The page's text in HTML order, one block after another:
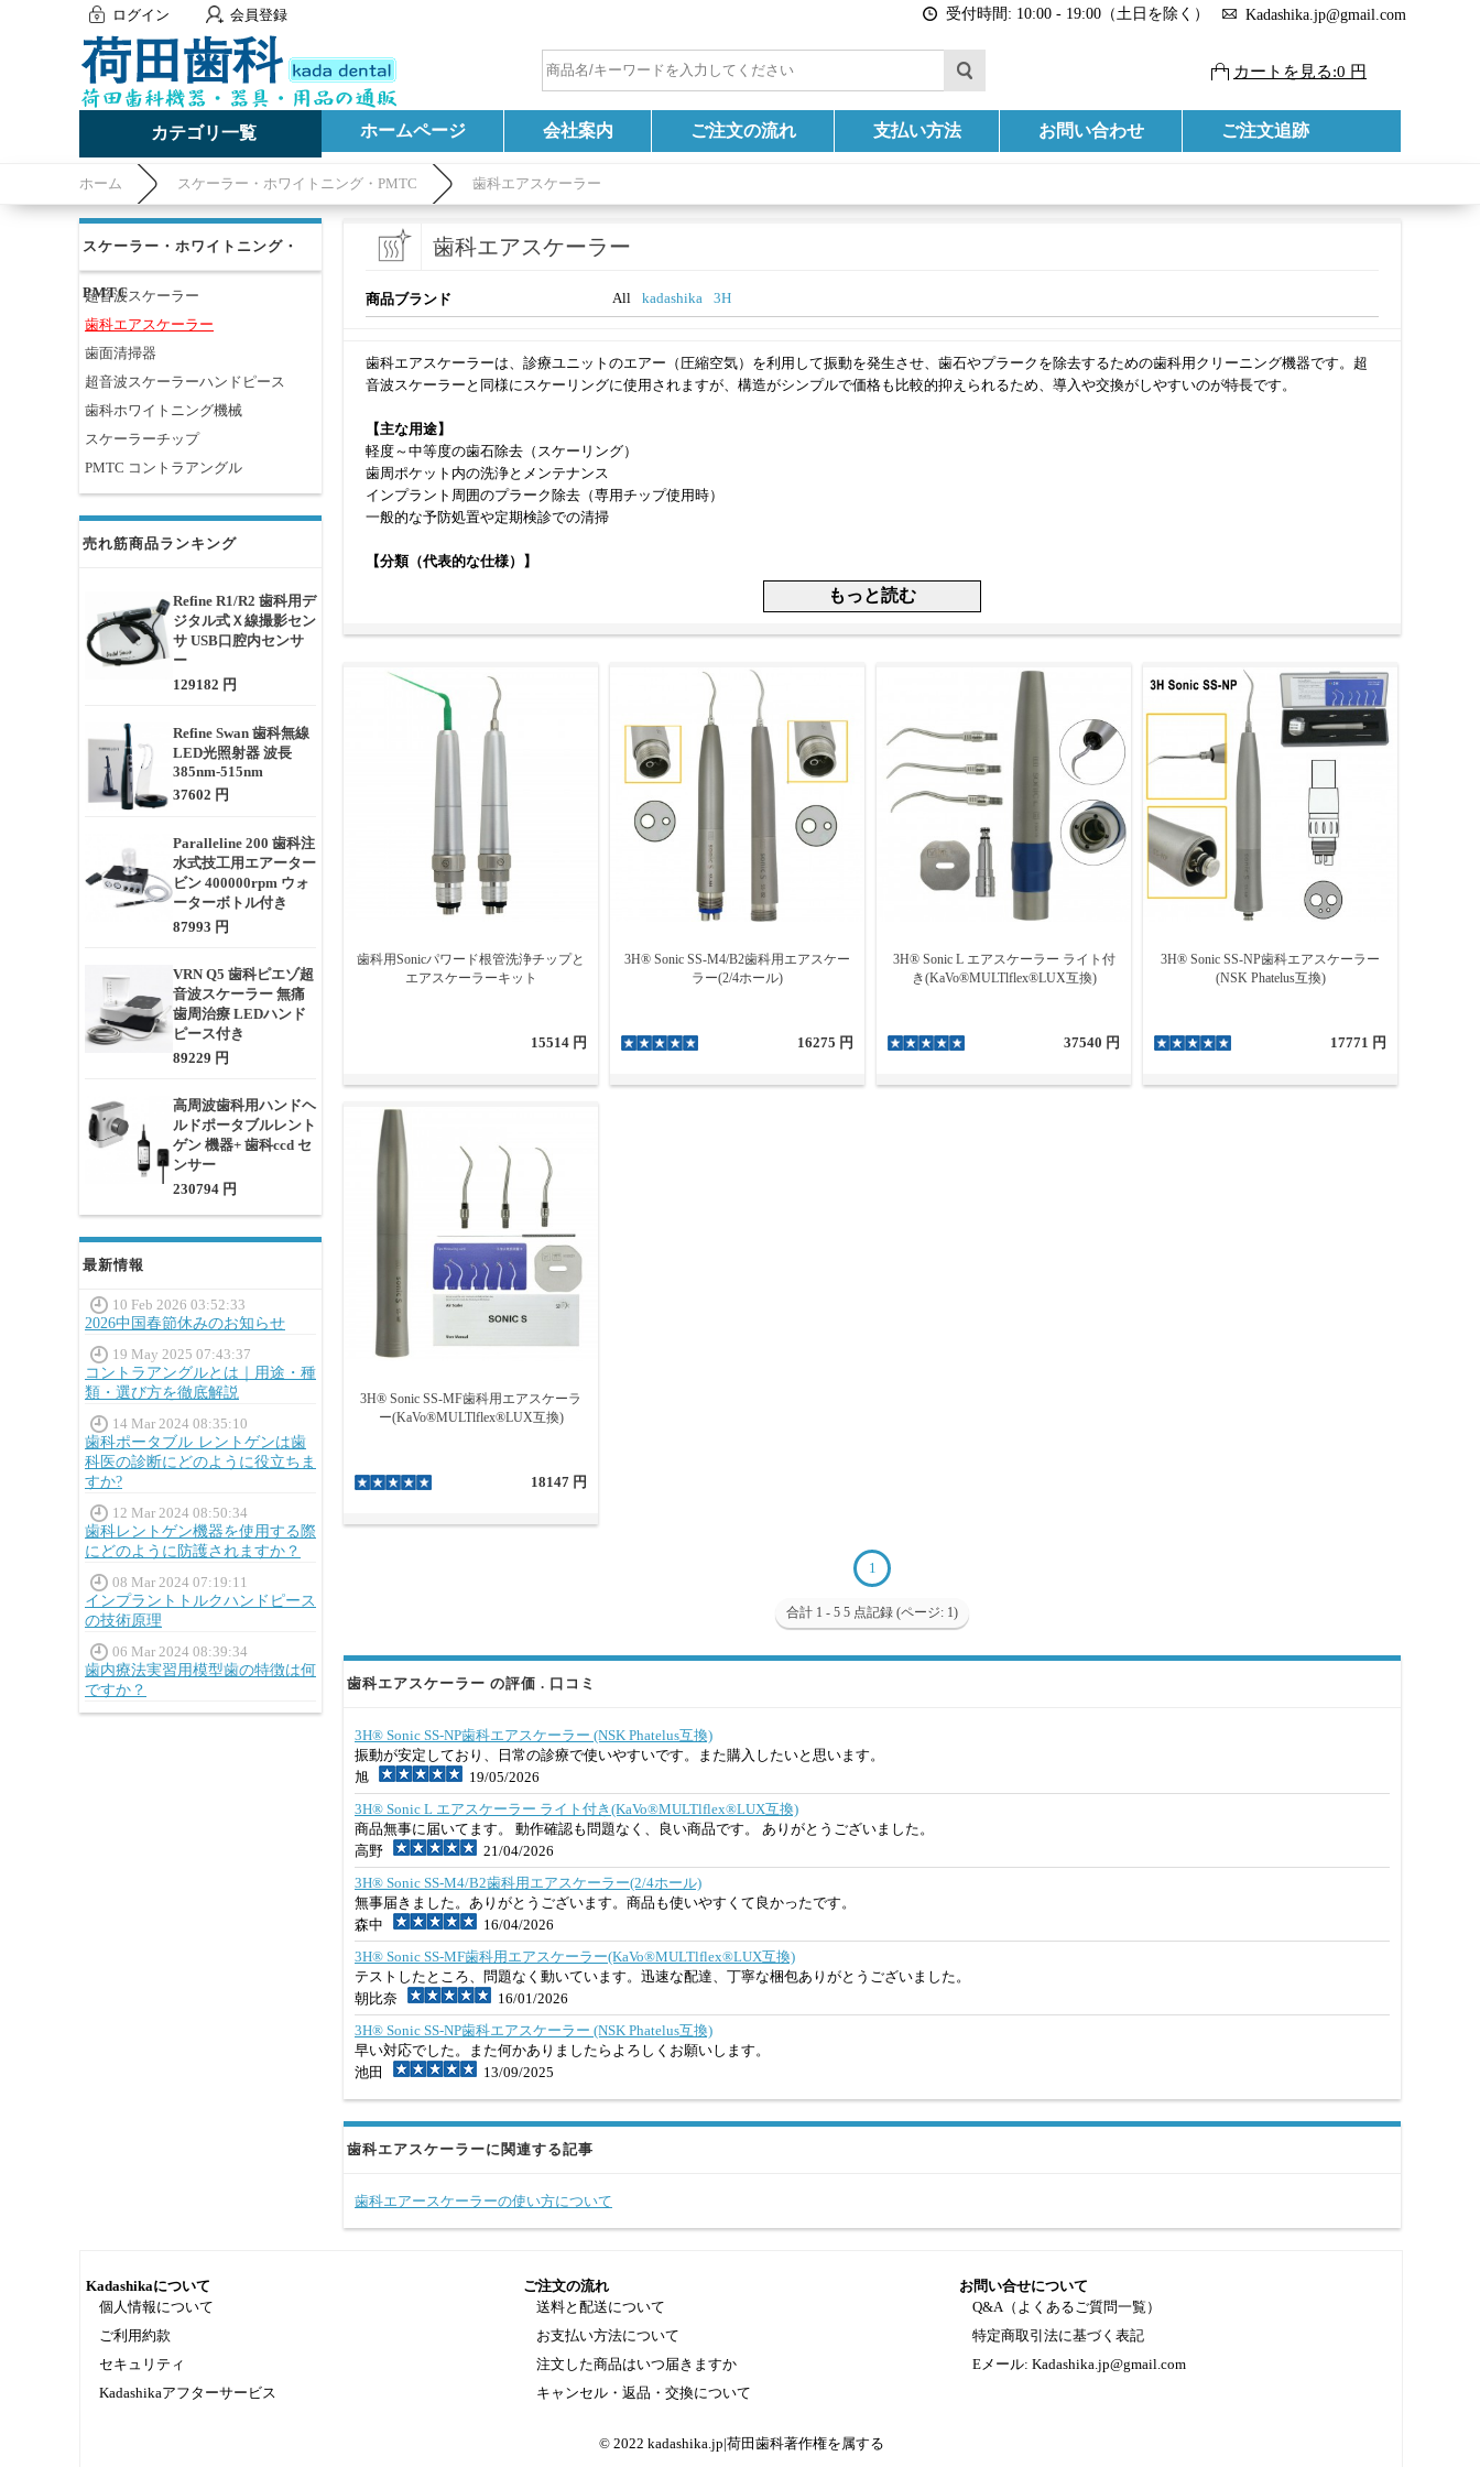
ログイン 会員登録 受付時間: 10:00 - 19:00（土日を除く） Kadashika.jp@gmail.com
カートを見る:0 円
カテゴリ一覧 ホームページ 会社案内 ご注文の流れ 支払い方法 お問い合わせ ご注文追跡
ホーム スケーラー・ホワイトニング・PMTC 歯科エアスケーラー
スケーラー・ホワイトニング・
PMTC
超音波スケーラー
歯科エアスケーラー
歯面清掃器
超音波スケーラーハンドピース
歯科ホワイトニング機械
スケーラーチップ
PMTC コントラアングル
売れ筋商品ランキング
Refine R1/R2 歯科用デ
ジタル式Ｘ線撮影セン
サ USB口腔内センサ
ー
129182 円
Refine Swan 歯科無線
LED光照射器 波長
385nm-515nm
37602 円
Paralleline 200 歯科注
水式技工用エアーター
ビン 400000rpm ウォ
ーターボトル付き
87993 円
VRN Q5 歯科ピエゾ超
音波スケーラー 無痛
歯周治療 LEDハンド
ピース付き
89229 円
高周波歯科用ハンドヘ
ルドポータブルレント
ゲン 機器+ 歯科ccd セ
ンサー
230794 円
最新情報
10 Feb 2026 03:52:33
2026中国春節休みのお知らせ
19 May 2025 07:43:37
コントラアングルとは｜用途・種
類・選び方を徹底解説
14 Mar 2024 08:35:10
歯科ポータブル レントゲンは歯
科医の診断にどのように役立ちま
すか?
12 Mar 2024 08:50:34
歯科レントゲン機器を使用する際
にどのように防護されますか？
08 Mar 2024 07:19:11
インプラントトルクハンドピース
の技術原理
06 Mar 2024 08:39:34
歯内療法実習用模型歯の特徴は何
ですか？
歯科エアスケーラー
商品ブランド All kadashika 3H
歯科エアスケーラーは、診療ユニットのエアー（圧縮空気）を利用して振動を発生させ、歯石やプラークを除去するための歯科用クリーニング機器です。超
音波スケーラーと同様にスケーリングに使用されますが、構造がシンプルで価格も比較的抑えられるため、導入や交換がしやすいのが特長です。
【主な用途】
軽度～中等度の歯石除去（スケーリング）
歯周ポケット内の洗浄とメンテナンス
インプラント周囲のプラーク除去（専用チップ使用時）
一般的な予防処置や定期検診での清掃
【分類（代表的な仕様）】
カップリング接続式：NSK・KaVo・W&Hなど各社スカップリングに適合するモデル
【作動原理】
診療ユニットから供給される圧縮空気を内部の機構で振動エネルギーに変換し、チップ先端に機械的振動（毎秒2,000〜6,000回程度）を発生させます。この振
動により歯面に付着した歯石やバイオフィルムを物理的に除去します。超音波よりも振動数が低めでパワーも穏やかなため、使用感がマイルドで、患者にも
優しい処置が可能です。
【選定時に確認すべきポイント】
接続方式とスカップリング対応（NSK／KaVo／W&H／汎用など）
チップの互換性と種類（歯石除去／歯周ポケット用など）
注水・スプレー機能の有無と冷却効果
LED照明の有無（視野性・快適性向上）
本体の重量・グリップ感（長時間操作の負担軽減）
オートクレーブ滅菌対応かどうか
頻度や処置内容、接続システムに応じて、適切な仕様を選定することが重要です。
歯科用Sonicパワード根管洗浄チップと
エアスケーラーキット
15514 円
3H® Sonic SS-M4/B2歯科用エアスケー
ラー(2/4ホール)
16275 円
3H® Sonic L エアスケーラー ライト付
き(KaVo®MULTlflex®LUX互換)
37540 円
3H® Sonic SS-NP歯科エアスケーラー
(NSK Phatelus互換)
17771 円
3H® Sonic SS-MF歯科用エアスケーラ
ー(KaVo®MULTlflex®LUX互換)
18147 円
1
合計 1 - 5 5 点記録 (ページ: 1)
歯科エアスケーラー の評価 . 口コミ
3H® Sonic SS-NP歯科エアスケーラー (NSK Phatelus互換)
振動が安定しており、日常の診療で使いやすいです。また購入したいと思います。
旭
19/05/2026
3H® Sonic L エアスケーラー ライト付き(KaVo®MULTlflex®LUX互換)
商品無事に届いてます。 動作確認も問題なく、良い商品です。 ありがとうございました。
高野
21/04/2026
3H® Sonic SS-M4/B2歯科用エアスケーラー(2/4ホール)
無事届きました。ありがとうございます。商品も使いやすくて良かったです。
森中
16/04/2026
3H® Sonic SS-MF歯科用エアスケーラー(KaVo®MULTlflex®LUX互換)
テストしたところ、問題なく動いています。迅速な配達、丁寧な梱包ありがとうございました。
朝比奈
16/01/2026
3H® Sonic SS-NP歯科エアスケーラー (NSK Phatelus互換)
早い対応でした。また何かありましたらよろしくお願いします。
池田
13/09/2025
歯科エアスケーラーに関連する記事
歯科エアースケーラーの使い方について
Kadashikaについて
個人情報について
ご利用約款
セキュリティ
Kadashikaアフターサービス
ご注文の流れ
送料と配送について
お支払い方法について
注文した商品はいつ届きますか
キャンセル・返品・交換について
お問い合せについて
Q&A（よくあるご質問一覧）
特定商取引法に基づく表記
Eメール: Kadashika.jp@gmail.com
© 2022 kadashika.jp|荷田歯科著作権を属する